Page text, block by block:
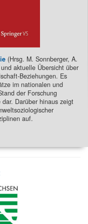
(Hrsg. M. Sonnberger, A.
aktuelle Übersicht über
Beziehungen. Es
im nationalen und
der Forschung
Darüber hinaus zeigt
auf.